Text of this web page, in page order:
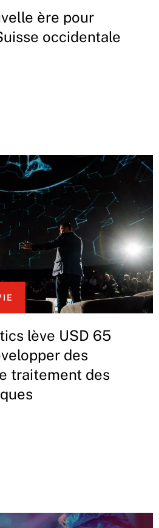
ère pour
occidentale
lève USD 65
des
traitement des